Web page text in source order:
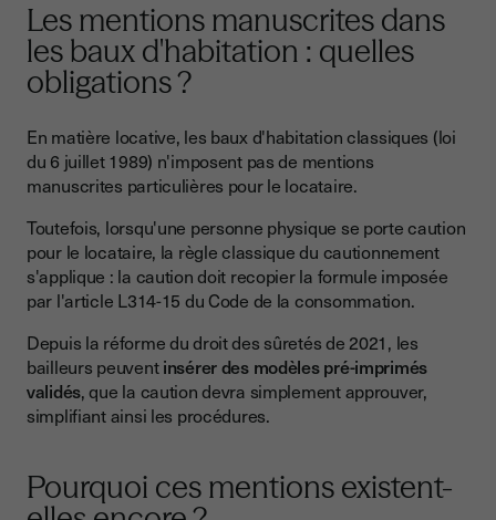
Les mentions manuscrites dans
les baux d'habitation : quelles
obligations ?
En matière locative, les baux d'habitation classiques (loi
du 6 juillet 1989) n'imposent pas de mentions
manuscrites particulières pour le locataire.
Toutefois, lorsqu'une personne physique se porte caution
pour le locataire, la règle classique du cautionnement
s'applique : la caution doit recopier la formule imposée
par l'article L314-15 du Code de la consommation.
Depuis la réforme du droit des sûretés de 2021, les
bailleurs peuventinsérer des modèles pré-imprimés
validés, que la caution devra simplement approuver,
simplifiant ainsi les procédures.
Pourquoi ces mentions existent-